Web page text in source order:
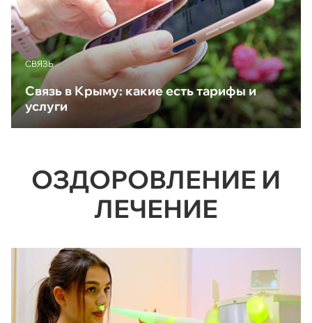
CВЯЗЬ
Связь в Крыму: какие есть тарифы и
услуги
ОЗДОРОВЛЕНИЕ И
ЛЕЧЕНИЕ